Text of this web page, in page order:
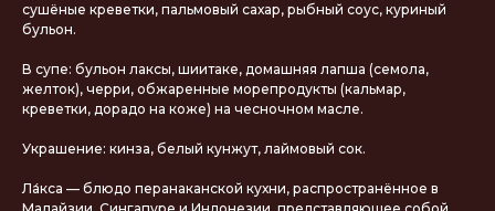
сушёные креветки, пальмовый сахар, рыбный соус, куриный
бульон.
В супе: бульон лаксы, шиитаке, домашняя лапша (семола,
желток), черри, обжаренные морепродукты (кальмар,
креветки, дорадо на коже) на чесночном масле.
Украшение: кинза, белый кунжут, лаймовый сок.
Ла́кса — блюдо перанаканской кухни, распространённое в